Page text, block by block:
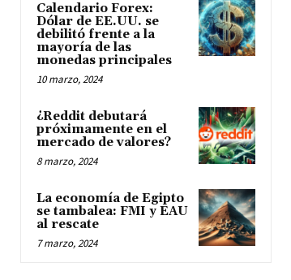
Calendario Forex:
Dólar de EE.UU. se
debilitó frente a la
mayoría de las
monedas principales
10 marzo, 2024
¿Reddit debutará
próximamente en el
mercado de valores?
8 marzo, 2024
La economía de Egipto
se tambalea: FMI y EAU
al rescate
7 marzo, 2024